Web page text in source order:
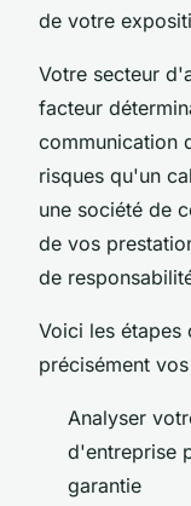
de votre
Votre secteur
facteur
communication
risques qu'un
une société de
de vos
de
Voici les étapes
précisément
Analyser
d'entreprise
garantie